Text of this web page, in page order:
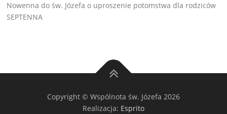
Nowenna do św. Józefa o uproszenie potomstwa dla rodziców
SEPTENNA
Copyright © Wspólnota św. Józefa 2026
Realizacja: Esprito